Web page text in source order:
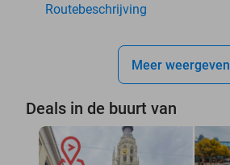
Routebeschrijving
Meer weergeven
Deals in de buurt van